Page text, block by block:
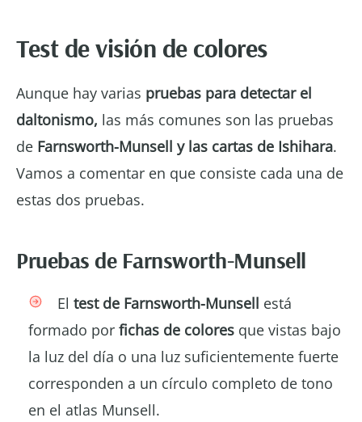
Test de visión de colores
Aunque hay varias pruebas para detectar el
daltonismo, las más comunes son las pruebas
de Farnsworth-Munsell y las cartas de Ishihara.
Vamos a comentar en que consiste cada una de
estas dos pruebas.
Pruebas de Farnsworth-Munsell
El test de Farnsworth-Munsell está
formado por fichas de colores que vistas bajo
la luz del día o una luz suficientemente fuerte
corresponden a un círculo completo de tono
en el atlas Munsell.